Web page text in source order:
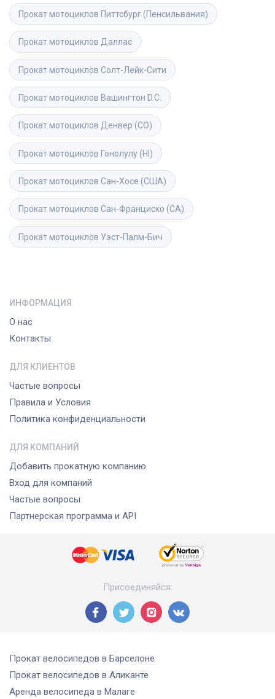
Прокат мотоциклов Питтсбург (Пенсильвания)
Прокат мотоциклов Даллас
Прокат мотоциклов Солт-Лейк-Сити
Прокат мотоциклов Вашингтон D.C.
Прокат мотоциклов Денвер (CO)
Прокат мотоциклов Гонолулу (HI)
Прокат мотоциклов Сан-Хосе (США)
Прокат мотоциклов Сан-Франциско (CA)
Прокат мотоциклов Уэст-Палм-Бич
ИНФОРМАЦИЯ
О нас
Контакты
ДЛЯ КЛИЕНТОВ
Частые вопросы
Правила и Условия
Политика конфиденциальности
ДЛЯ КОМПАНИЙ
Добавить прокатную компанию
Вход для компаний
Частые вопросы
Партнерская программа и API
Присоединяйся:
Прокат велосипедов в Барселоне
Прокат велосипедов в Аликанте
Аренда велосипеда в Малаге